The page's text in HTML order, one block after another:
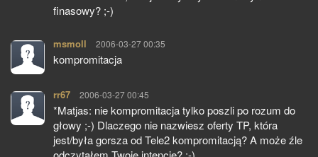
finasowy? ;-)
msmoll pisze:
2006-03-27 00:35
kompromitacja
rr67 pisze:
2006-03-27 00:45
*Matjas: nie kompromitacja tylko poszli po rozum do
głowy ;-) Dlaczego nie nazwiesz oferty TP, która
jest/była gorsza od Tele2 kompromitacją? A może źle